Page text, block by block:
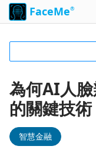
FaceMe®
為何AI人
的關鍵技術
智慧金融